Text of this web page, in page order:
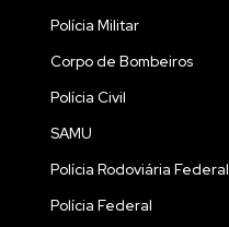
Polícia Militar
Corpo de Bombeiros
Polícia Civil
SAMU
Polícia Rodoviária Federal
Polícia Federal